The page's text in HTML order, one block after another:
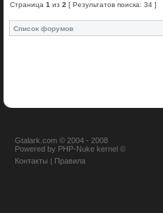
Страница 1 из 2 [ Результатов поиска: 34 ]
Список форумов
Gtalark.com © 2004 - 2008
Powered by PHP-Nuke kernel ©
Контакты | Правила